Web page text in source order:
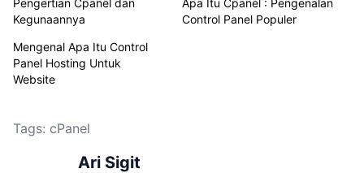
Kegunaannya
Control Panel Populer
Mengenal Apa Itu Control
Panel Hosting Untuk
Website
Tags: cPanel
Ari Sigit